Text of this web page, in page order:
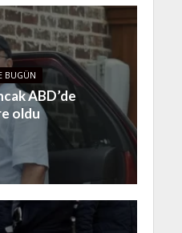
BUGÜN
ABD’de
oldu